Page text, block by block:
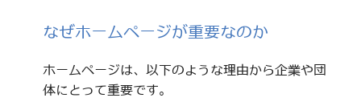
なぜホームページが重要なのか
ホームページは、以下のような理由から企業や団
体にとって重要です。